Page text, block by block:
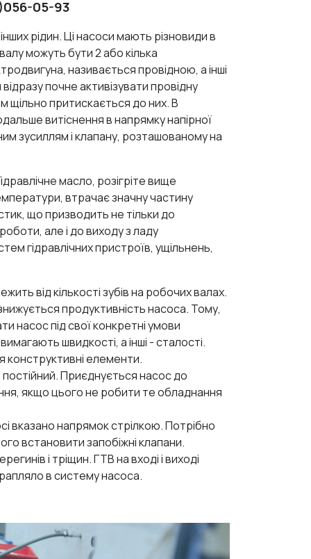
05-93
рідин. Ці насоси мають різновиди в
можуть бути 2 або кілька
називається провідною, а інші
почне активізувати провідну
щільно притискається до них. В
витіснення в напрямку напірної
зусиллям і клапану, розташованому на
масло, розігріте вище
втрачає значну частину
що призводить не тільки до
але і до виходу з ладу
гідравлічних пристроїв, ущільнень,
від кількості зубів на робочих валах.
продуктивність насоса. Тому,
насос під свої конкретні умови
швидкості, а інші - сталості.
конструктивні елементи.
Приєднується насос до
якщо цього не робити те обладнання
вказано напрямок стрілкою. Потрібно
встановити запобіжні клапани.
і тріщин. ГТВ на вході і виході
в систему насоса.